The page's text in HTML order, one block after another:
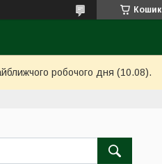
Кошик
робочого дня (10.08).